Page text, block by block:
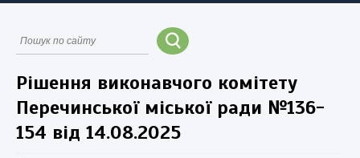
Рішення виконавчого комітету
Перечинської міської ради №136-
154 від 14.08.2025